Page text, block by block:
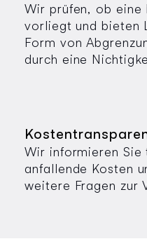
Wir prüfen, ob eine
vorliegt und bieten
Form von
durch eine
Wir informieren Sie
anfallende Kosten
weitere Fragen zur